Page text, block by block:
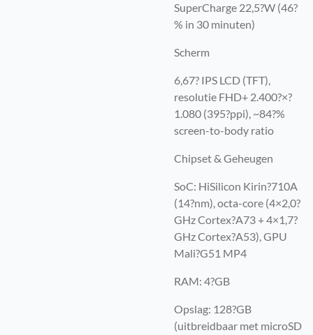
SuperCharge 22,5?W (46?
% in 30 minuten)
Scherm
6,67? IPS LCD (TFT),
resolutie FHD+ 2.400?×?
1.080 (395?ppi), ~84?%
screen-to-body ratio
Chipset & Geheugen
SoC: HiSilicon Kirin?710A
(14?nm), octa-core (4×2,0?
GHz Cortex?A73 + 4×1,7?
GHz Cortex?A53), GPU
Mali?G51 MP4
RAM: 4?GB
Opslag: 128?GB
(uitbreidbaar met microSD